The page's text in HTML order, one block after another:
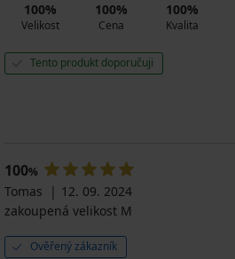
100%
Velikost
100%
Cena
100%
Kvalita
Tento produkt doporučuji
100%
Tomas
12. 09. 2024
zakoupená velikost M
Ověřený zákazník